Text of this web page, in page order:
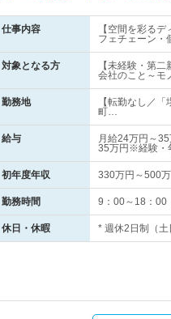
仕事内容
【空間を彩る
フェチェーン・
対象となる方
【未経験・第
会社のこと～モ
勤務地
【転勤なし／
町…
給与
月給24万円～
35万円※経験
初年度年収 330万円～500
勤務時間 9：00～18：00
休日・休暇 * 週休2日制（